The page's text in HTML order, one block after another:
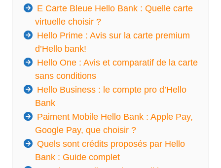
E Carte Bleue Hello Bank : Quelle carte
virtuelle choisir ?
Hello Prime : Avis sur la carte premium
d’Hello bank!
Hello One : Avis et comparatif de la carte
sans conditions
Hello Business : le compte pro d’Hello
Bank
Paiment Mobile Hello Bank : Apple Pay,
Google Pay, que choisir ?
Quels sont crédits proposés par Hello
Bank : Guide complet